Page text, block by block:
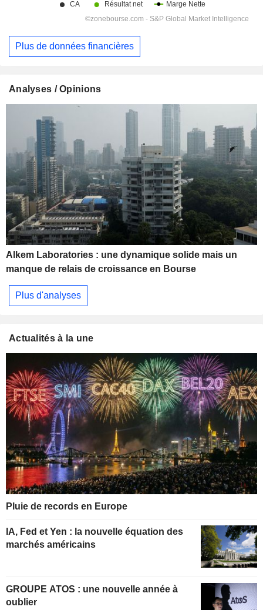
Plus de données financières
Analyses / Opinions
Alkem Laboratories : une dynamique solide mais un
manque de relais de croissance en Bourse
Plus d'analyses
Actualités à la une
Pluie de records en Europe
IA, Fed et Yen : la nouvelle équation des
marchés américains
GROUPE ATOS : une nouvelle année à
oublier